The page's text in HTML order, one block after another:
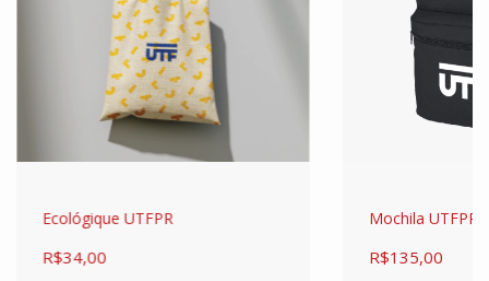
Ecológique UTFPR
R$34,00
Mochila UTFPR
R$135,00